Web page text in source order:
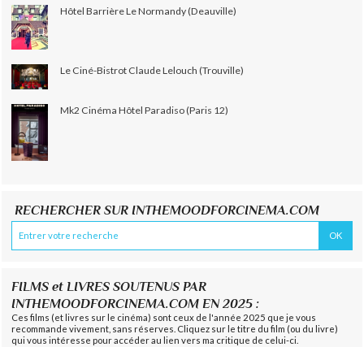
Hôtel Barrière Le Normandy (Deauville)
Le Ciné-Bistrot Claude Lelouch (Trouville)
Mk2 Cinéma Hôtel Paradiso (Paris 12)
RECHERCHER SUR INTHEMOODFORCINEMA.COM
FILMS et LIVRES SOUTENUS PAR
INTHEMOODFORCINEMA.COM EN 2025 :
Ces films (et livres sur le cinéma) sont ceux de l'année 2025 que je vous
recommande vivement, sans réserves. Cliquez sur le titre du film (ou du livre)
qui vous intéresse pour accéder au lien vers ma critique de celui-ci.